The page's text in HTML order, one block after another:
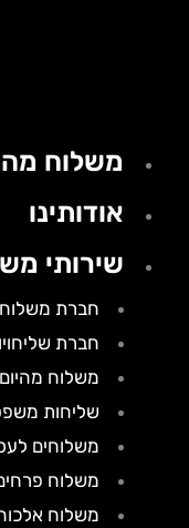
משלוח מהיר
אודותינו
שירותי
חברת משלוחים
חברת שליחויות
משלוח מהיום
שליחות משפטית
משלוחים לעסקים
משלוח פרחים
משלוח אלכוהול